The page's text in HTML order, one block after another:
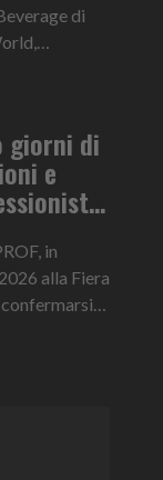
di
giorni di
e
in
alla Fiera